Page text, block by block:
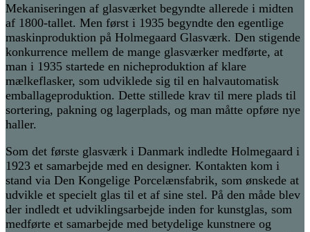
Mekaniseringen af glasværket begyndte allerede i midten
af 1800-tallet. Men først i 1935 begyndte den egentlige
maskinproduktion på Holmegaard Glasværk. Den stigende
konkurrence mellem de mange glasværker medførte, at
man i 1935 startede en nicheproduktion af klare
mælkeflasker, som udviklede sig til en halvautomatisk
emballageproduktion. Dette stillede krav til mere plads til
sortering, pakning og lagerplads, og man måtte opføre nye
haller.
Som det første glasværk i Danmark indledte Holmegaard i
1923 et samarbejde med en designer. Kontakten kom i
stand via Den Kongelige Porcelænsfabrik, som ønskede at
udvikle et specielt glas til et af sine stel. På den måde blev
der indledt et udviklingsarbejde inden for kunstglas, som
medførte et samarbejde med betydelige kunstnere og